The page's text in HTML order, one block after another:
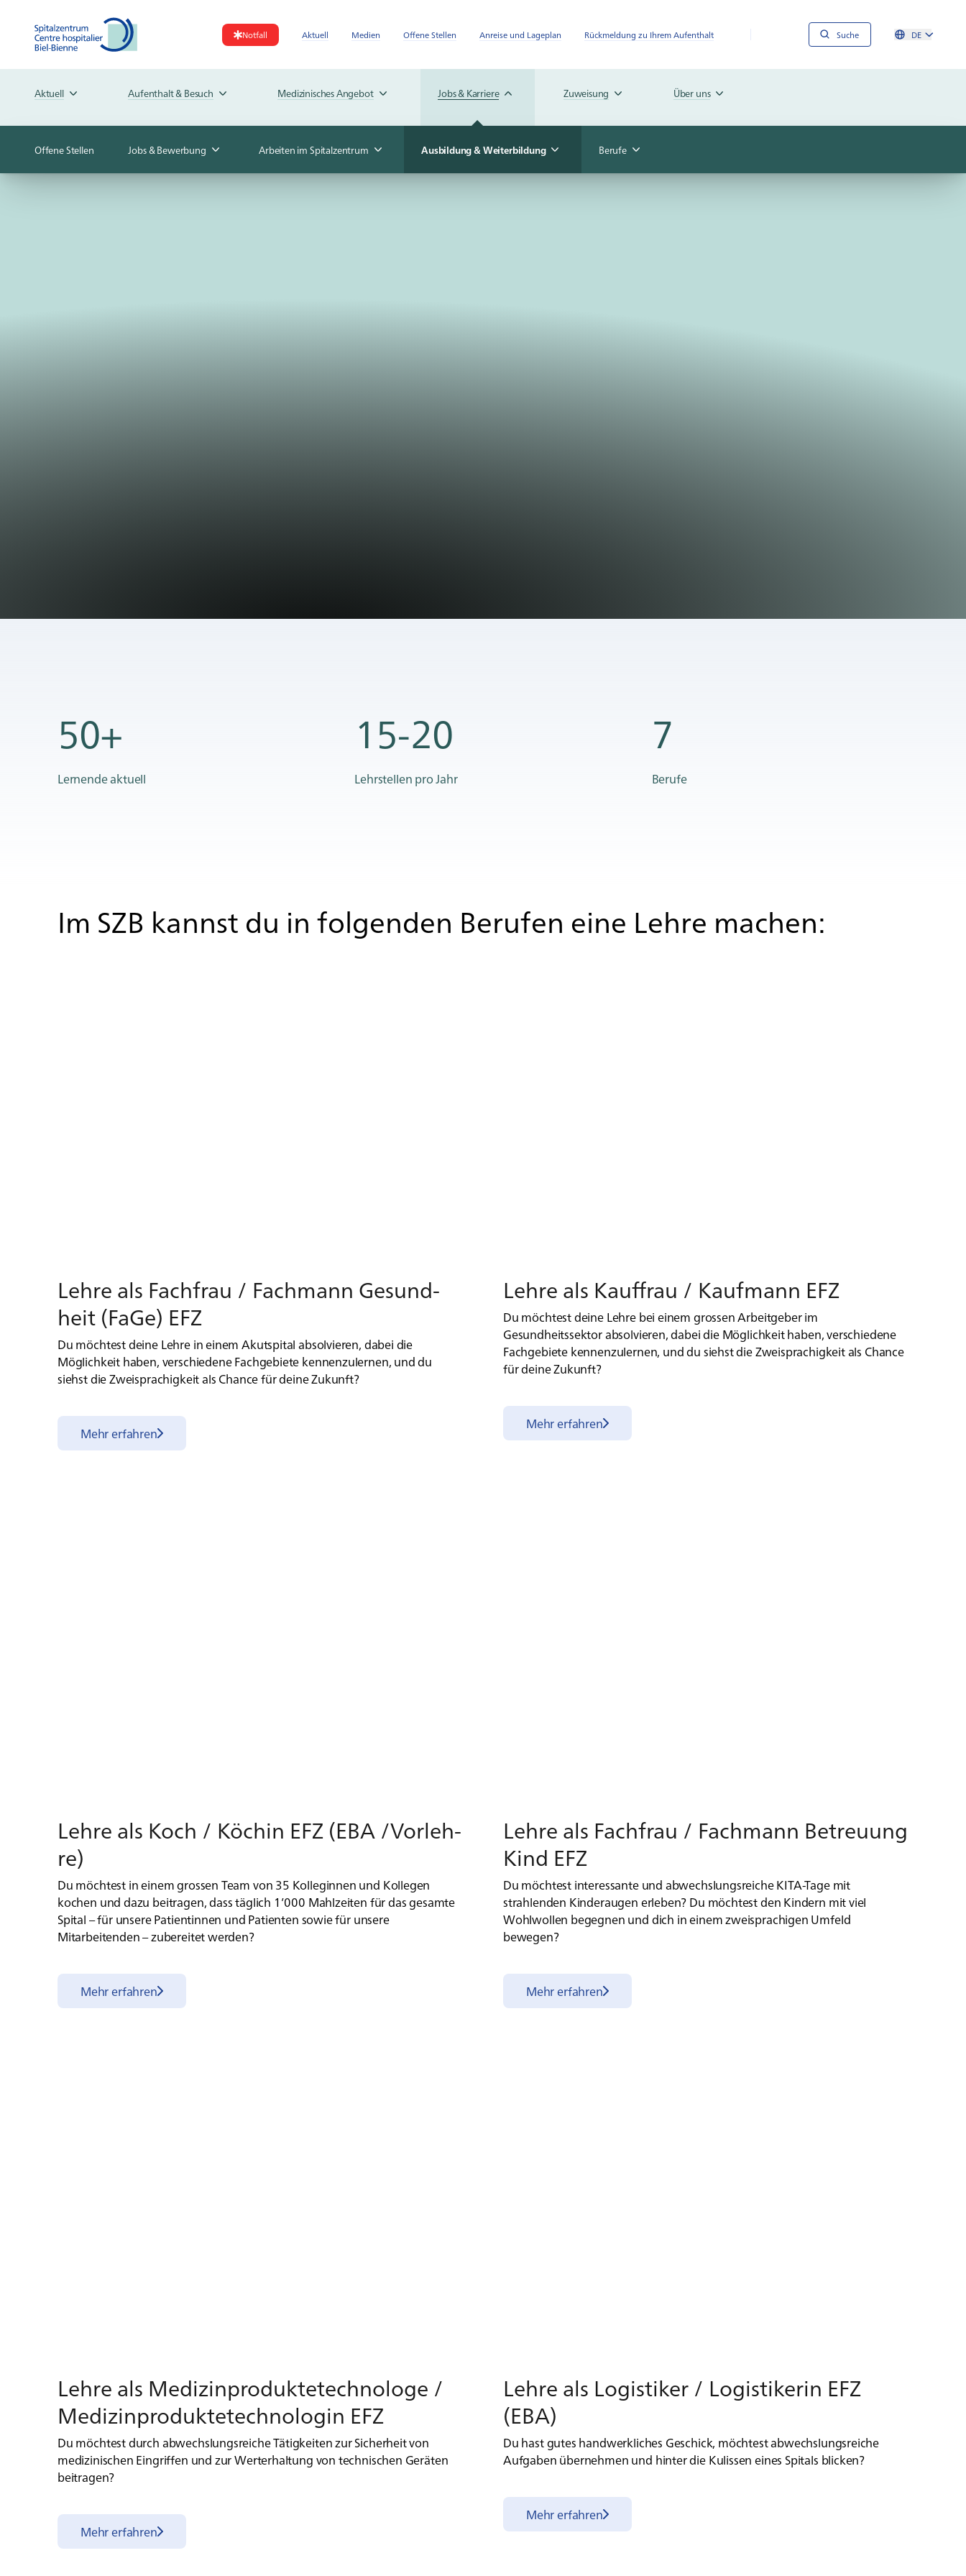
Notfall Aktuell Medien Offene Stellen Anreise und Lageplan Rückmeldung zu Ihrem Aufenthalt Suche DE
Aktuell Aufenthalt & Besuch Medizinisches Angebot Jobs & Karriere
Offene Stellen Jobs & Bewerbung Arbeiten im Spitalzentrum Ausbildung & Weiterbildung Berufe
Zuweisung Über uns
50+
Lernende aktuell
15-20
Lehrstellen pro Jahr
7
Berufe
Im SZB kannst du in fol­gen­den Be­ru­fen eine Leh­re ma­chen:
Leh­re als Fach­frau / Fach­mann Ge­sund­
heit (FaGe) EFZ
Du möchtest deine Lehre in einem Akutspital absolvieren, dabei die
Möglichkeit haben, verschiedene Fachgebiete kennenzulernen, und du
siehst die Zweisprachigkeit als Chance für deine Zukunft?
Mehr erfahren
Leh­re als Kauf­frau / Kauf­mann EFZ
Du möchtest deine Lehre bei einem grossen Arbeitgeber im
Gesundheitssektor absolvieren, dabei die Möglichkeit haben, verschiedene
Fachgebiete kennenzulernen, und du siehst die Zweisprachigkeit als Chance
für deine Zukunft?
Mehr erfahren
Leh­re als Koch / Kö­chin EFZ (EBA /Vor­leh­
re)
Du möchtest in einem grossen Team von 35 Kolleginnen und Kollegen
kochen und dazu beitragen, dass täglich 1’000 Mahlzeiten für das gesamte
Spital – für unsere Patientinnen und Patienten sowie für unsere
Mitarbeitenden – zubereitet werden?
Mehr erfahren
Leh­re als Fach­frau / Fach­mann Be­treu­ung
Kind EFZ
Du möchtest interessante und abwechslungsreiche KITA-Tage mit
strahlenden Kinderaugen erleben? Du möchtest den Kindern mit viel
Wohlwollen begegnen und dich in einem zweisprachigen Umfeld
bewegen?
Mehr erfahren
Leh­re als Me­di­zin­pro­duk­te­tech­no­lo­ge /
Me­di­zin­pro­duk­te­tech­no­lo­gin EFZ
Du möchtest durch abwechslungsreiche Tätigkeiten zur Sicherheit von
medizinischen Eingriffen und zur Werterhaltung von technischen Geräten
beitragen?
Mehr erfahren
Leh­re als Lo­gi­sti­ker / Lo­gi­sti­ke­rin EFZ
(EBA)
Du hast gutes handwerkliches Geschick, möchtest abwechslungsreiche
Aufgaben übernehmen und hinter die Kulissen eines Spitals blicken?
Mehr erfahren